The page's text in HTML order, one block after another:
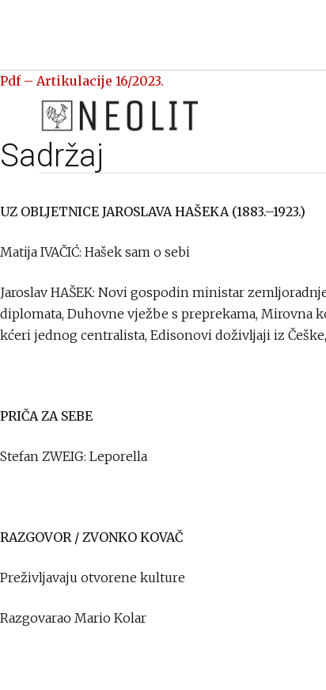
Pdf – Artikulacije 16/2023.
Sadržaj
UZ OBLJETNICE JAROSLAVA HAŠEKA (1883.–1923.)
Matija IVAČIĆ: Hašek sam o sebi
Jaroslav HAŠEK: Novi gospodin ministar
diplomata, Duhovne vježbe s preprekama, Mirovna
kćeri jednog centralista, Edisonovi doživljaji iz
PRIČA ZA SEBE
Stefan ZWEIG: Leporella
RAZGOVOR / ZVONKO KOVAČ
Preživljavaju otvorene kulture
Razgovarao Mario Kolar